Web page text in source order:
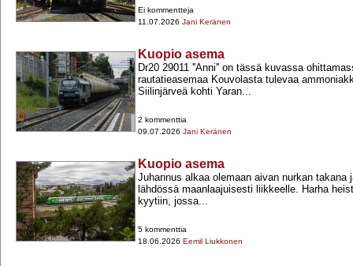
Ei kommentteja
11.07.2026 Jani Keränen
Kuopio asema
Dr20 29011 ''Anni'' on tässä kuvassa
rautatieasemaa Kouvolasta tulevaa
Siilinjärveä kohti Yaran...
2 kommenttia
09.07.2026 Jani Keränen
Kuopio asema
Juhannus alkaa olemaan aivan nurkan takana
lähdössä maanlaajuisesti liikkeelle. Harha
kyytiin, jossa...
5 kommenttia
18.06.2026 Eemil Liukkonen